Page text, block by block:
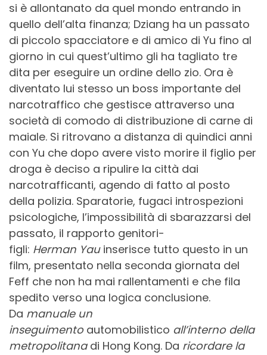
si è allontanato da quel mondo entrando in
quello dell’alta finanza; Dziang ha un passato
di piccolo spacciatore e di amico di Yu fino al
giorno in cui quest’ultimo gli ha tagliato tre
dita per eseguire un ordine dello zio. Ora è
diventato lui stesso un boss importante del
narcotraffico che gestisce attraverso una
società di comodo di distribuzione di carne di
maiale. Si ritrovano a distanza di quindici anni
con Yu che dopo avere visto morire il figlio per
droga è deciso a ripulire la città dai
narcotrafficanti, agendo di fatto al posto
della polizia. Sparatorie, fugaci introspezioni
psicologiche, l’impossibilità di sbarazzarsi del
passato, il rapporto genitori-
figli: Herman Yauinserisce tutto questo in un
film, presentato nella seconda giornata del
Feff che non ha mai rallentamenti e che fila
spedito verso una logica conclusione.
Da manuale un
inseguimentoautomobilistico all’interno della
metropolitanadi Hong Kong. Da ricordare la